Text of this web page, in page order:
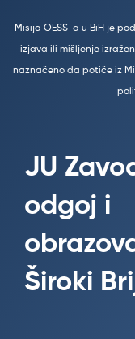
Misija OESS-a u BiH je
izjava ili mišljenje
naznačeno da potiče iz
JU
odgoj i
Široki